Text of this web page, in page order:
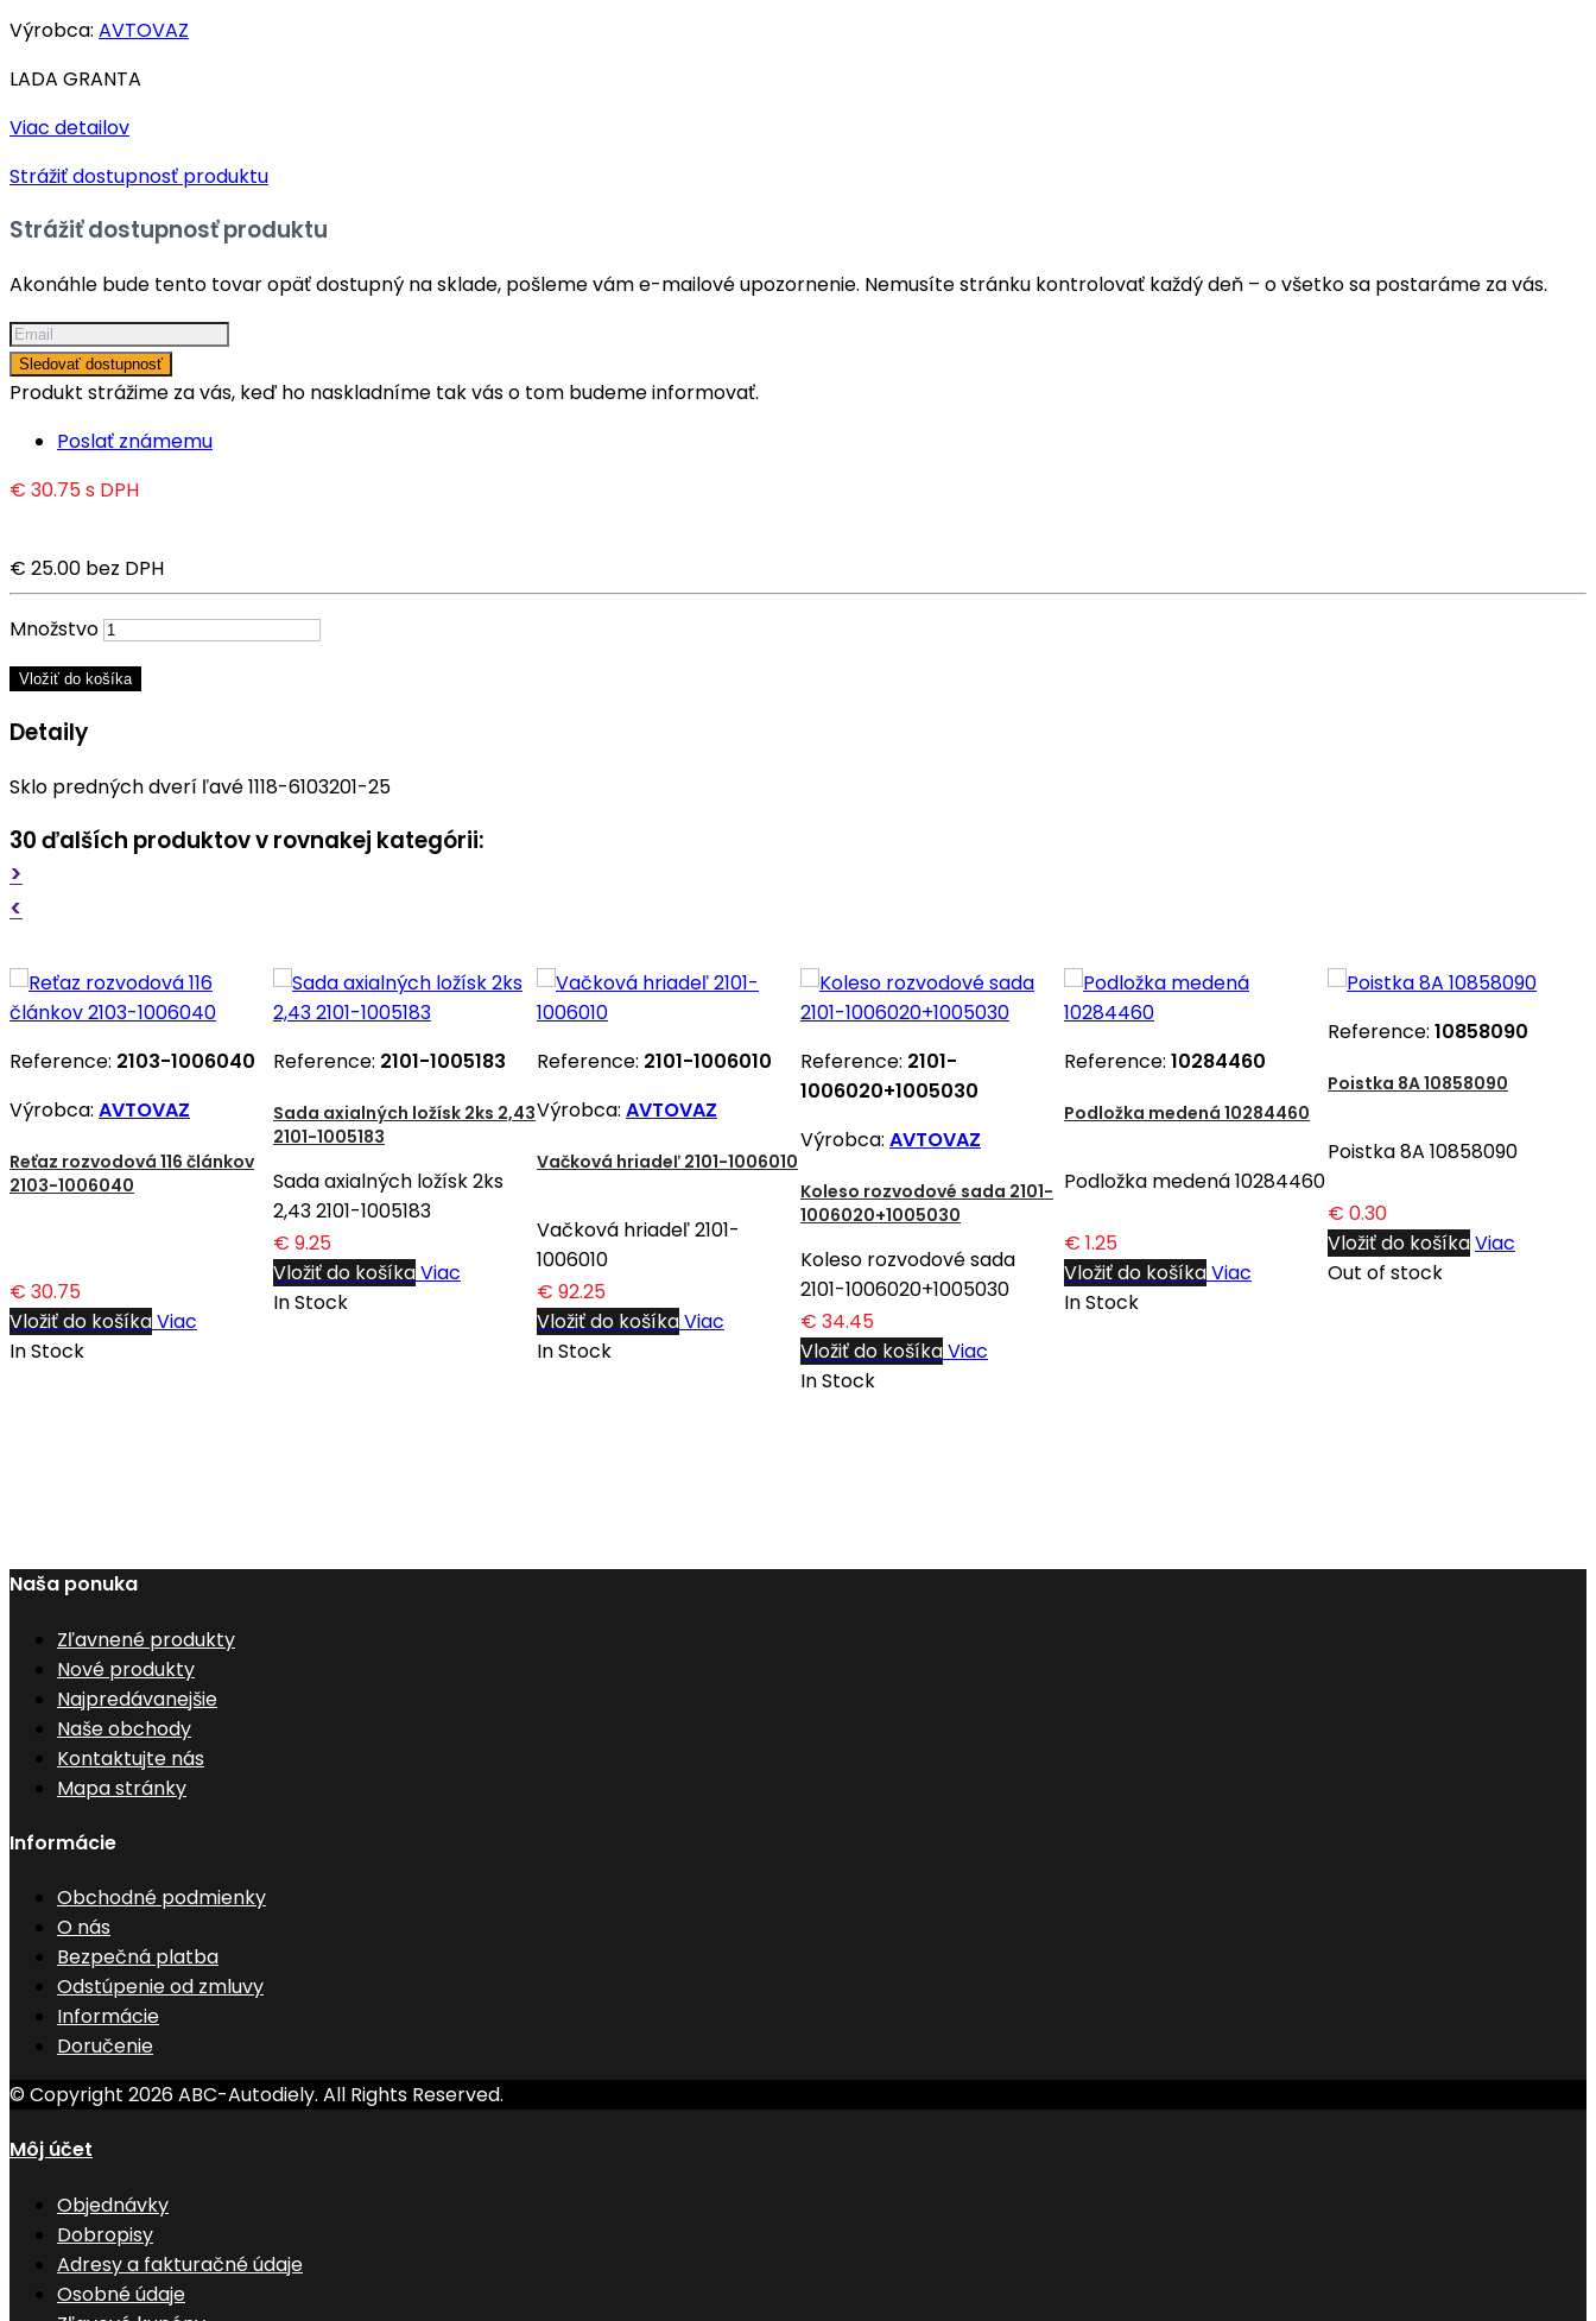
Výrobca: AVTOVAZ
LADA GRANTA
Viac detailov
Strážiť dostupnosť produktu
Strážiť dostupnosť produktu
Akonáhle bude tento tovar opäť dostupný na sklade, pošleme vám e-mailové upozornenie. Nemusíte stránku kontrolovať každý deň – o všetko sa postaráme za vás.
Sledovať dostupnosť
Produkt strážime za vás, keď ho naskladníme tak vás o tom budeme informovať.
Poslať známemu
€ 30.75s DPH
€ 25.00 bez DPH
Množstvo
Vložiť do košíka
Detaily
Sklo predných dverí ľavé 1118-6103201-25
30 ďalších produktov v rovnakej kategórii:
>
<
Reference: 2103-1006040
Výrobca: AVTOVAZ
Reťaz rozvodová 116 článkov
2103-1006040
€ 30.75
Vložiť do košíkaViac
In Stock
Reference: 2101-1005183
Sada axialných ložísk 2ks 2,43
2101-1005183
Sada axialných ložísk 2ks
2,43 2101-1005183
€ 9.25
Vložiť do košíkaViac
In Stock
Reference: 2101-1006010
Výrobca: AVTOVAZ
Vačková hriadeľ 2101-1006010
Vačková hriadeľ 2101-
1006010
€ 92.25
Vložiť do košíkaViac
In Stock
Reference: 2101-
1006020+1005030
Výrobca: AVTOVAZ
Koleso rozvodové sada 2101-
1006020+1005030
Koleso rozvodové sada
2101-1006020+1005030
€ 34.45
Vložiť do košíkaViac
In Stock
Reference: 10284460
Podložka medená 10284460
Podložka medená 10284460
€ 1.25
Vložiť do košíkaViac
In Stock
Reference: 10858090
Poistka 8A 10858090
Poistka 8A 10858090
€ 0.30
Vložiť do košíkaViac
Out of stock
Naša ponuka
Zľavnené produkty
Nové produkty
Najpredávanejšie
Naše obchody
Kontaktujte nás
Mapa stránky
Informácie
Obchodné podmienky
O nás
Bezpečná platba
Odstúpenie od zmluvy
Informácie
Doručenie
© Copyright 2026 ABC-Autodiely. All Rights Reserved.
Môj účet
Objednávky
Dobropisy
Adresy a fakturačné údaje
Osobné údaje